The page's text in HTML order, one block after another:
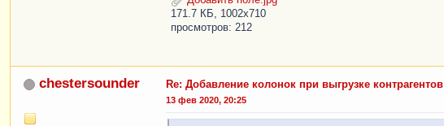
171.7 КБ, 1002x710
просмотров: 212
chestersounder Re: Добавление колонок при выгрузке контрагентов
13 фев 2020, 20:25